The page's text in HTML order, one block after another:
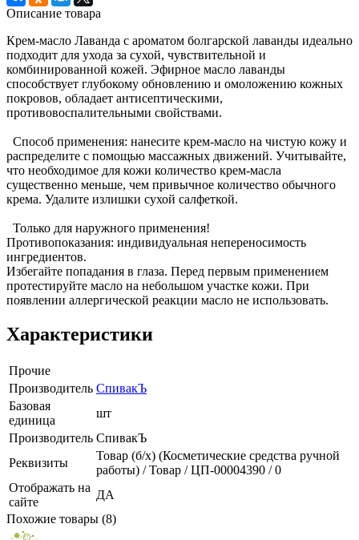
Описание товара
Крем-масло Лаванда с ароматом болгарской лаванды идеально
подходит для ухода за сухой, чувствительной и
комбинированной кожей. Эфирное масло лаванды
способствует глубокому обновлению и омоложению кожных
покровов, обладает антисептическими,
противовоспалительными свойствами.
Способ применения: нанесите крем-масло на чистую кожу и
распределите с помощью массажных движений. Учитывайте,
что необходимое для кожи количество крем-масла
существенно меньше, чем привычное количество обычного
крема. Удалите излишки сухой салфеткой.
Только для наружного применения!
Противопоказания: индивидуальная непереносимость
ингредиентов.
Избегайте попадания в глаза. Перед первым применением
протестируйте масло на небольшом участке кожи. При
появлении аллергической реакции масло не использовать.
Характеристики
Прочие
Производитель СпивакЪ
Базовая
единица
шт
Производитель СпивакЪ
Реквизиты
Товар (б/х) (Косметические средства ручной
работы) / Товар / ЦП-00004390 / 0
Отображать на
сайте
ДА
Похожие товары (8)